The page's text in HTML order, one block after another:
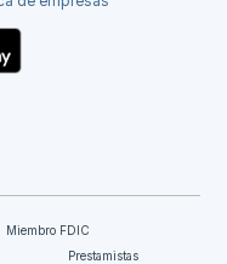
Miembro FDIC
Prestamistas